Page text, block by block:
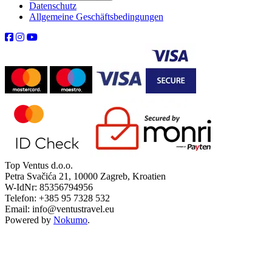
Datenschutz
Allgemeine Geschäftsbedingungen
Top Ventus d.o.o.
Petra Svačića 21, 10000 Zagreb, Kroatien
W-IdNr: 85356794956
Telefon: +385 95 7328 532
Email: info@ventustravel.eu
Powered by Nokumo.